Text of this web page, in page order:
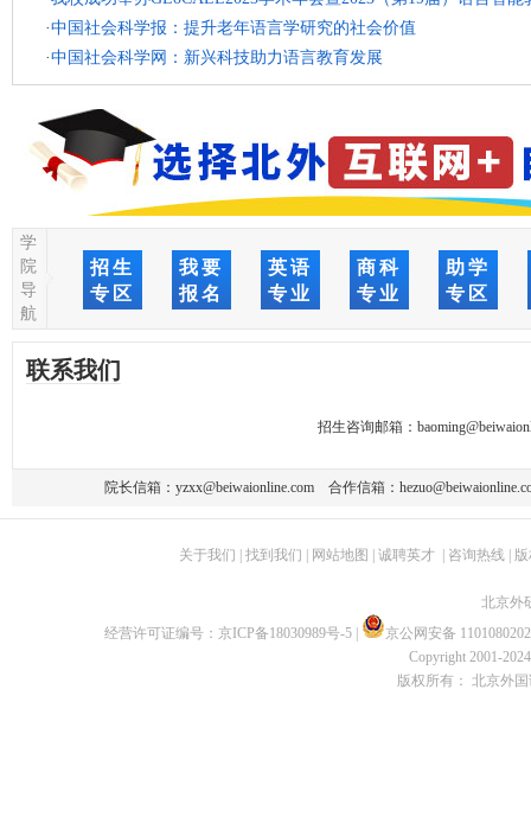
·中国社会科学报：提升老年语言学研究的社会价值
·中国社会科学网：新兴科技助力语言教育发展
学
院
导
航
招生
专区
我要
报名
英语
专业
商科
专业
助学
专区
联系我们
招生咨询邮箱：
院长信箱： yzxx@beiwaionline.com 合作信箱：
关于我们 找到我们 网站地图 诚聘英才| 咨询热线|
北京外
经营许可证编号： 京ICP备18030989号-5
京公网安备
Copyright 2001-
版权所有： 北京外